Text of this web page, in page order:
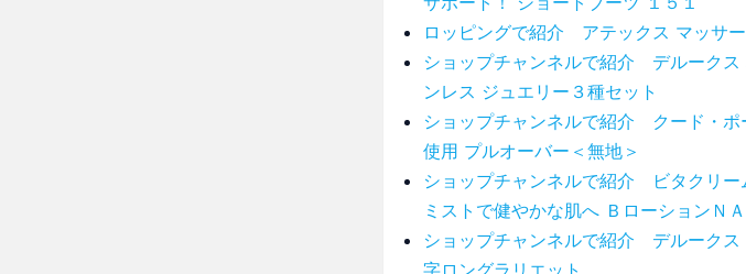
ロッピングで紹介 アテックス マッサ
ショップチャンネルで紹介 デルーク
ンレス ジュエリー３種セット
ショップチャンネルで紹介 クード・ポ
使用 プルオーバー＜無地＞
ショップチャンネルで紹介 ビタクリ
ミストで健やかな肌へ ＢローションＮ
ショップチャンネルで紹介 デルークス